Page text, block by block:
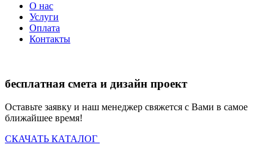
О нас
Услуги
Оплата
Контакты
бесплатная смета и дизайн проект
Оставьте заявку и наш менеджер свяжется с Вами в самое
ближайшее время!
СКАЧАТЬ КАТАЛОГ